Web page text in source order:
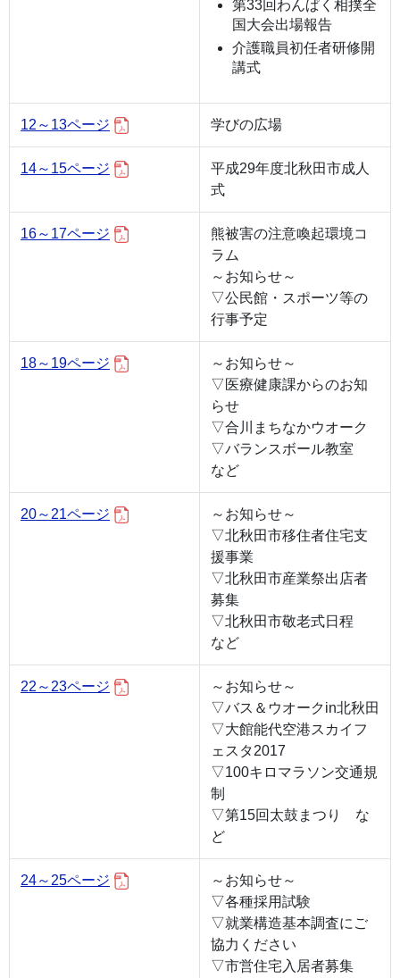
第33回わんぱく相撲全
国大会出場報告
介護職員初任者研修開
講式
12～13ページ 学びの広場
14～15ページ
平成29年度北秋田市成人
式
16～17ページ
熊被害の注意喚起環境コ
ラム
～お知らせ～
▽公民館・スポーツ等の
行事予定
18～19ページ
～お知らせ～
▽医療健康課からのお知
らせ
▽合川まちなかウオーク
▽バランスボール教室
など
20～21ページ
～お知らせ～
▽北秋田市移住者住宅支
援事業
▽北秋田市産業祭出店者
募集
▽北秋田市敬老式日程
など
22～23ページ
～お知らせ～
▽バス＆ウオークin北秋田
▽大館能代空港スカイフ
ェスタ2017
▽100キロマラソン交通規
制
▽第15回太鼓まつり な
ど
24～25ページ
～お知らせ～
▽各種採用試験
▽就業構造基本調査にご
協力ください
▽市営住宅入居者募集